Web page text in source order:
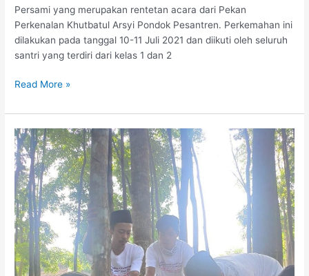
Persami yang merupakan rentetan acara dari Pekan
Perkenalan Khutbatul Arsyi Pondok Pesantren. Perkemahan ini
dilakukan pada tanggal 10-11 Juli 2021 dan diikuti oleh seluruh
santri yang terdiri dari kelas 1 dan 2
Read More »
Laporan
Kegiatan
Penyembelihan
dan
Penyaluran
Hewan
Kurban
1442
H